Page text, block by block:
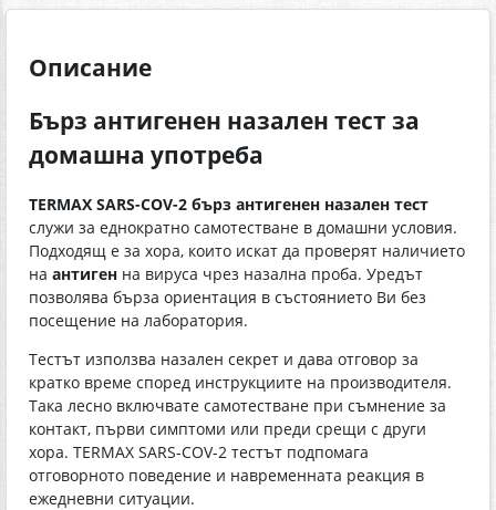
Описание
Бърз антигенен назален тест за
домашна употреба
TERMAX SARS-COV-2 бърз антигенен назален тест
служи за еднократно самотестване в домашни условия.
Подходящ е за хора, които искат да проверят наличието
на антиген на вируса чрез назална проба. Уредът
позволява бърза ориентация в състоянието Ви без
посещение на лаборатория.
Тестът използва назален секрет и дава отговор за
кратко време според инструкциите на производителя.
Така лесно включвате самотестване при съмнение за
контакт, първи симптоми или преди срещи с други
хора. TERMAX SARS-COV-2 тестът подпомага
отговорното поведение и навременната реакция в
ежедневни ситуации.